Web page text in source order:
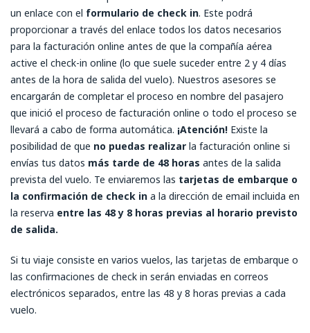
un enlace con el formulario de check in. Este podrá
proporcionar a través del enlace todos los datos necesarios
para la facturación online antes de que la compañía aérea
active el check-in online (lo que suele suceder entre 2 y 4 días
antes de la hora de salida del vuelo). Nuestros asesores se
encargarán de completar el proceso en nombre del pasajero
que inició el proceso de facturación online o todo el proceso se
llevará a cabo de forma automática. ¡Atención! Existe la
posibilidad de que no puedas realizar la facturación online si
envías tus datos más tarde de 48 horas antes de la salida
prevista del vuelo. Te enviaremos las tarjetas de embarque o
la confirmación de check in a la dirección de email incluida en
la reserva entre las 48 y 8 horas previas al horario previsto
de salida.
Si tu viaje consiste en varios vuelos, las tarjetas de embarque o
las confirmaciones de check in serán enviadas en correos
electrónicos separados, entre las 48 y 8 horas previas a cada
vuelo.